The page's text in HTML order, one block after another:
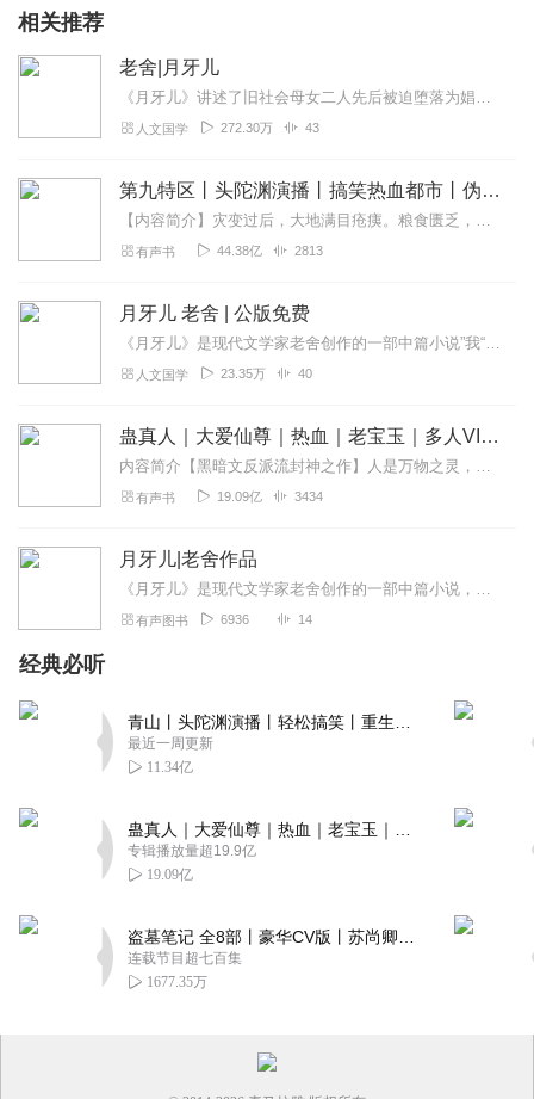
相关推荐
老舍|月牙儿
《月牙儿》讲述了旧社会母女二人先后被迫堕落为娼的故事，展示了一个女性对强加于她的不公命运从惊恐、困惑、抗拒到最终屈服的全过程。《月牙儿》人物关系简单，故事凝练简...
人文国学 272.30万 43
第九特区丨头陀渊演播丨搞笑热血都市丨伪戒丨VIP免费多人有声剧
【内容简介】灾变过后，大地满目疮痍。粮食匮乏，资源紧俏，局势混乱……一位从待规划区杀出来的青年，背对着漫天黄沙，孤身来到九区谋生，却不曾想偶然结识三五好友，一念...
有声书 44.38亿 2813
月牙儿 老舍 | 公版免费
《月牙儿》是现代文学家老舍创作的一部中篇小说”我“主人公”我“是个小姑娘，象春花一样柔弱、娇美，在母亲艰难的培育下，读了几年书，近乎小学程度，懂一点文化，有一点...
人文国学 23.35万 40
蛊真人｜大爱仙尊｜热血｜老宝玉｜多人VIP免费有声剧
内容简介【黑暗文反派流封神之作】人是万物之灵，蛊是天地真精。一个穿越者不断重生的故事。一个养蛊、炼蛊、用蛊的奇特世界。配音组（男角色）老宝玉旁白...
有声书 19.09亿 3434
月牙儿|老舍作品
《月牙儿》是现代文学家老舍创作的一部中篇小说，原载1935年4月1日、8日、15日《国闻周报》第12卷12期至15期，后收入短篇小说集《樱海集》。讲述了旧社会...
有声图书 6936 14
经典必听
最近一周更新
11.34亿
专辑播放量超19.9亿
19.09亿
连载节目超七百集
1677.35万